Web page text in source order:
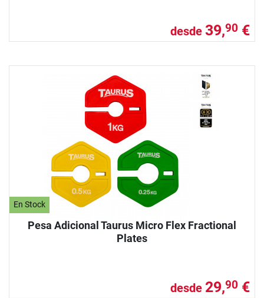
desde 39,90 €
En Stock
Pesa Adicional Taurus Micro Flex Fractional
Plates
desde 29,90 €